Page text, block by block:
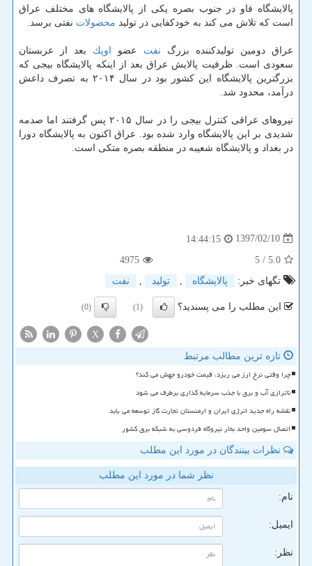
پالایشگاه فاو در جنوب بصره یكی از پالایشگاه های مختلف عراق
است كه تلاش می كند به خودكفایی در تولید محصولات نفتی برسد.
عراق دومین تولیدكننده بزرگ نفت عضو اوپك بعد از عربستان
سعودی است. ظرفیت پالایش عراق بعد از اینكه پالایشگاه بیجی كه
بزرگترین پالایشگاه این كشور بود در سال ۲۰۱۴ به تصرف داعش
درآمد، محدود شد.
نیروهای عراقی كنترل بیجی را در سال ۲۰۱۵ پس گرفتند اما صدمه
شدیدی بر این پالایشگاه وارد شده بود. عراق اكنون به پالایشگاه دورا
در بغداد و پالایشگاه شعیبه در منطقه بصره متكی است.
1397/02/10
14:44:15
5.0
/ 5
4975
تگهای خبر:
پالایشگاه , تولید , نفت
این مطلب را می پسندید؟ (1)
(0)
X
تازه ترین مطالب مرتبط
چرا وقتی نرخ ارز می ریزد، قیمت خودرو جهش می کند؟
ناترازی آب و برق با جذب سرمایه گذاری برطرف می شود
نقشه راه جدید انرژی ایران و ارمنستان تجارت گاز توسعه می یابد
اتصال سومین واحد بخار نیروگاه فردوسی به شبکه برق کشور
نظرات بینندگان در مورد این مطلب
نظر شما در مورد این مطلب
نام:
ایمیل:
نظر: